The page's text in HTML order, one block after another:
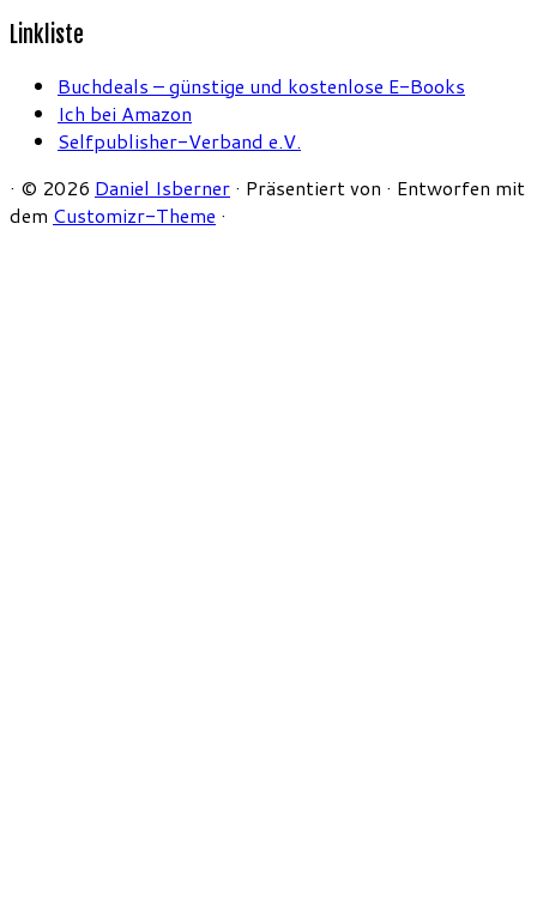
Linkliste
Buchdeals – günstige und kostenlose E-Books
Ich bei Amazon
Selfpublisher-Verband e.V.
· © 2026 Daniel Isberner · Präsentiert von · Entworfen mit
dem Customizr-Theme ·